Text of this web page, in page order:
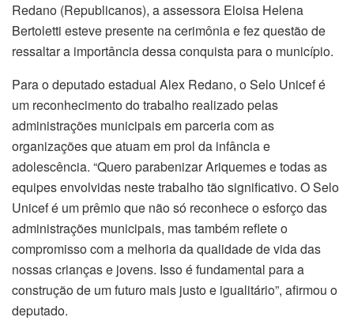
Redano (Republicanos), a assessora Eloisa Helena
Bertoletti esteve presente na cerimônia e fez questão de
ressaltar a importância dessa conquista para o município.
Para o deputado estadual Alex Redano, o Selo Unicef é
um reconhecimento do trabalho realizado pelas
administrações municipais em parceria com as
organizações que atuam em prol da infância e
adolescência. “Quero parabenizar Ariquemes e todas as
equipes envolvidas neste trabalho tão significativo. O Selo
Unicef é um prêmio que não só reconhece o esforço das
administrações municipais, mas também reflete o
compromisso com a melhoria da qualidade de vida das
nossas crianças e jovens. Isso é fundamental para a
construção de um futuro mais justo e igualitário”, afirmou o
deputado.